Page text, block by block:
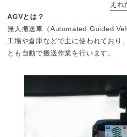
えれ
AGVとは？
無人搬送車（Automated Guided
工場や倉庫などで主に使われており
とも自動で搬送作業を行います。